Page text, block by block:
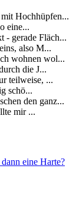
Hochhüpfen...
eine...
- gerade Fläch...
also M...
wohnen wol...
die J...
teilweise, ...
schö...
den ganz...
mir ...
eine Harte?